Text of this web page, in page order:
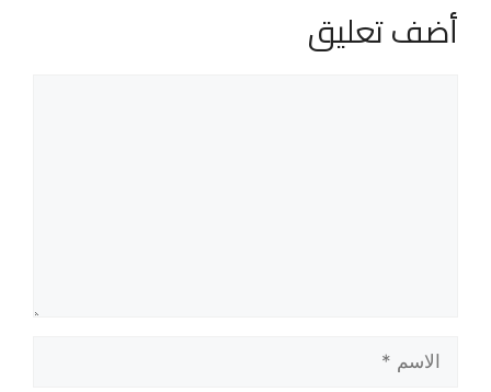
أضف تعليق
الاسم